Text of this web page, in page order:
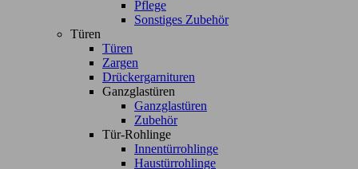
Pflege
Sonstiges Zubehör
Türen
Türen
Zargen
Drückergarnituren
Ganzglastüren
Ganzglastüren
Zubehör
Tür-Rohlinge
Innentürrohlinge
Haustürrohlinge